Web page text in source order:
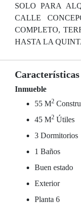
SOLO PARA
CALLE
COMPLETO,
HASTA LA
Características
Inmueble
55 M2
45 M2 Útiles
3 Dormitorios
1 Baños
Buen estado
Exterior
Planta 6